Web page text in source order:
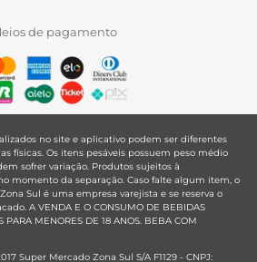
de pagamento
no site e aplicativo podem ser diferentes
físicas. Os itens pesáveis possuem peso médio
sofrer variação. Produtos sujeitos à
momento da separação. Caso falte algum item, o
Sul é uma empresa varejista e se reserva o
A VENDA E O CONSUMO DE BEBIDAS
PARA MENORES DE 18 ANOS. BEBA COM
Super Mercado Zona Sul S/A F1129 - CNPJ: